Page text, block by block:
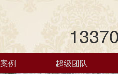
例 超级团队